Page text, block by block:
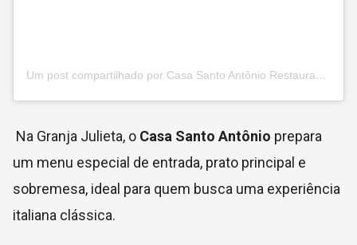
Um post compartilhado por Casa Santo Antônio Restaurante (@casasantoantonio)
Na Granja Julieta, o Casa Santo Antônio prepara
um menu especial de entrada, prato principal e
sobremesa, ideal para quem busca uma experiência
italiana clássica.